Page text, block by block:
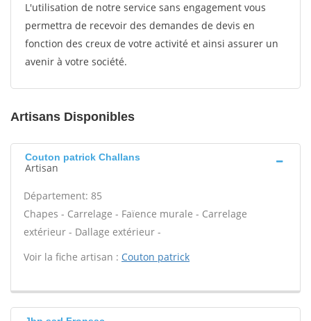
L'utilisation de notre service sans engagement vous
permettra de recevoir des demandes de devis en
fonction des creux de votre activité et ainsi assurer un
avenir à votre société.
Artisans Disponibles
Couton patrick Challans
Artisan
Département: 85
Chapes - Carrelage - Faïence murale - Carrelage
extérieur - Dallage extérieur -
Voir la fiche artisan : Couton patrick